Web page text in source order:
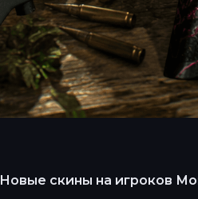
Новые скины на игроков